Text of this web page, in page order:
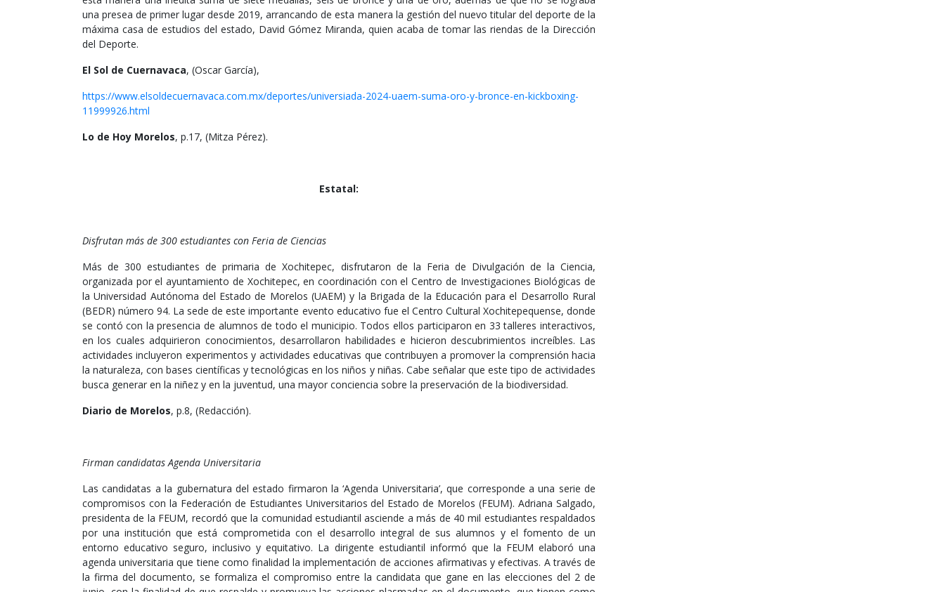
una presea de primer lugar desde 2019, arrancando de esta manera la gestión del nuevo titular del deporte de la
máxima casa de estudios del estado, David Gómez Miranda, quien acaba de tomar las riendas de la Dirección
del Deporte.
El Sol de Cuernavaca, (Oscar García),
https://www.elsoldecuernavaca.com.mx/deportes/universiada-2024-uaem-suma-oro-y-bronce-en-kickboxing-
11999926.html
Lo de Hoy Morelos, p.17, (Mitza Pérez).
Estatal:
Disfrutan más de 300 estudiantes con Feria de Ciencias
Más de 300 estudiantes de primaria de Xochitepec, disfrutaron de la Feria de Divulgación de la Ciencia,
organizada por el ayuntamiento de Xochitepec, en coordinación con el Centro de Investigaciones Biológicas de
la Universidad Autónoma del Estado de Morelos (UAEM) y la Brigada de la Educación para el Desarrollo Rural
(BEDR) número 94. La sede de este importante evento educativo fue el Centro Cultural Xochitepequense, donde
se contó con la presencia de alumnos de todo el municipio. Todos ellos participaron en 33 talleres interactivos,
en los cuales adquirieron conocimientos, desarrollaron habilidades e hicieron descubrimientos increíbles. Las
actividades incluyeron experimentos y actividades educativas que contribuyen a promover la comprensión hacia
la naturaleza, con bases científicas y tecnológicas en los niños y niñas. Cabe señalar que este tipo de actividades
busca generar en la niñez y en la juventud, una mayor conciencia sobre la preservación de la biodiversidad.
Diario de Morelos, p.8, (Redacción).
Firman candidatas Agenda Universitaria
Las candidatas a la gubernatura del estado firmaron la ‘Agenda Universitaria’, que corresponde a una serie de
compromisos con la Federación de Estudiantes Universitarios del Estado de Morelos (FEUM). Adriana Salgado,
presidenta de la FEUM, recordó que la comunidad estudiantil asciende a más de 40 mil estudiantes respaldados
por una institución que está comprometida con el desarrollo integral de sus alumnos y el fomento de un
entorno educativo seguro, inclusivo y equitativo. La dirigente estudiantil informó que la FEUM elaboró una
agenda universitaria que tiene como finalidad la implementación de acciones afirmativas y efectivas. A través de
la firma del documento, se formaliza el compromiso entre la candidata que gane en las elecciones del 2 de